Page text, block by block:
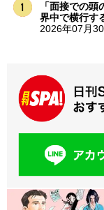
「面接での
界中で横行す
2026年07月